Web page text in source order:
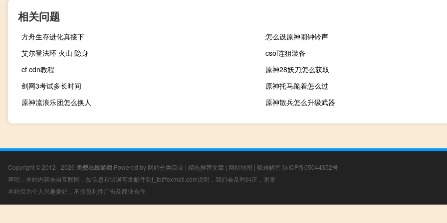
相关问题
方舟生存进化真接下
怎么设原神闹钟铃声
艾尔登法环 火山 隐身
csol连狙装备
cf cdn教程
原神28妖刀怎么获取
剑网3考试多长时间
原神托马跪着怎么过
原神流浪乐团怎么换人
原神散兵怎么升级武器
Copyright © 2012 - 2026 免费在线游戏 Powered by 网站分类目录 | 精选推荐文章 | 网站地图 | 疑难解答 陕ICP备05044352号
声明：本站内容来自互联网，如信息有错误可发邮件到f_fb#foxmail.com说明，我们会及时纠正，谢谢
本站仅为个人兴趣爱好，不接盈利性广告及商业合作